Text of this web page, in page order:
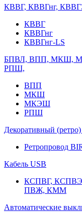
КВВГ, КВВГнг,
КВВГ
КВВГнг
КВВГнг-LS
БПВЛ, ВПП, МКШ,
РПШ,
ВПП
МКШ
МКЭШ
РПШ
Декоративный
Ретропровод
Кабель USB
КСПВГ,
ПВЖ, КММ
Автоматические